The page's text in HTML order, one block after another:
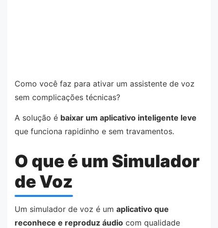
Como você faz para ativar um assistente de voz
sem complicações técnicas?
A solução é baixar um aplicativo inteligente leve
que funciona rapidinho e sem travamentos.
O que é um Simulador
de Voz
Um simulador de voz é um aplicativo que
reconhece e reproduz áudio com qualidade